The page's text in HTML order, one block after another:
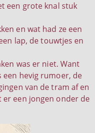
een grote knal stuk
en wat had ze een
lap, de touwtjes en
was er niet. Want
hevig rumoer, de
van de tram af en
een jongen onder de